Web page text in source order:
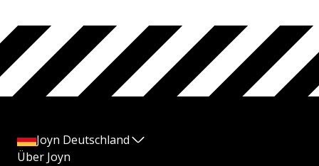
Joyn Deutschland
Über Joyn